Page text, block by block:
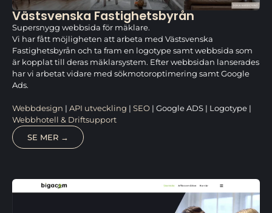
Västsvenska Fastighetsbyrån
Supersnygg webbsida för mäklare.
Vi har fått möjligheten att arbeta med Västsvenska
Fastighetsbyrån och ta fram en logotype samt webbsida som
är kopplat till deras mäklarsystem. Efter webbsidan lanserades
har vi arbetat vidare med sökmotoroptimering samt Google
Ads.
Webbdesign | API utveckling | SEO | Google ADS | Logotype |
Webbhotell & Driftsupport
SE MER →